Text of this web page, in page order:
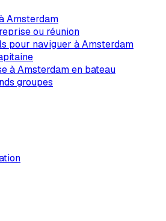
Amsterdam
ou réunion
pour naviguer à Amsterdam
à Amsterdam en bateau
groupes